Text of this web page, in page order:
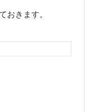
おきます。